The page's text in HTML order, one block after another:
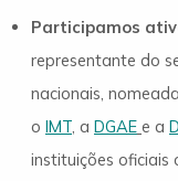
Participamos
representante do
nacionais,
o IMT, a DGAE e a
instituições oficiais